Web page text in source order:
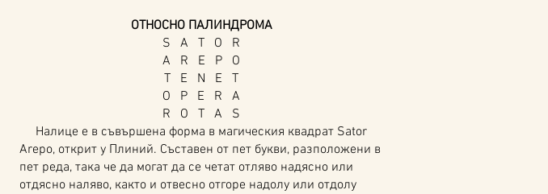
ОТНОСНО ПАЛИНДРОМА
S A T O R
A R E P O
T E N E T
O P E R A
R O T A S
Налице е в съвършена форма в магическия квадрат Sator
Arepo, открит у Плиний. Съставен от пет букви, разположени в
пет реда, така че да могат да се четат отляво надясно или
отдясно наляво, както и отвесно отгоре надолу или отдолу